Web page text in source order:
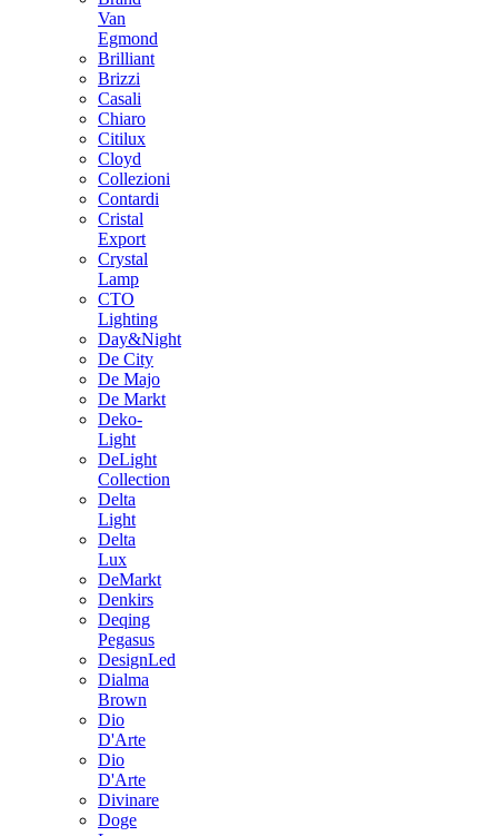
Van
Egmond
Brilliant
Brizzi
Casali
Chiaro
Citilux
Cloyd
Collezioni
Contardi
Cristal
Export
Crystal
Lamp
CTO
Lighting
Day&Night
De City
De Majo
De Markt
Deko-
Light
DeLight
Collection
Delta
Light
Delta
Lux
DeMarkt
Denkirs
Deqing
Pegasus
DesignLed
Dialma
Brown
Dio
D'Arte
Dio
D'Arte
Divinare
Doge